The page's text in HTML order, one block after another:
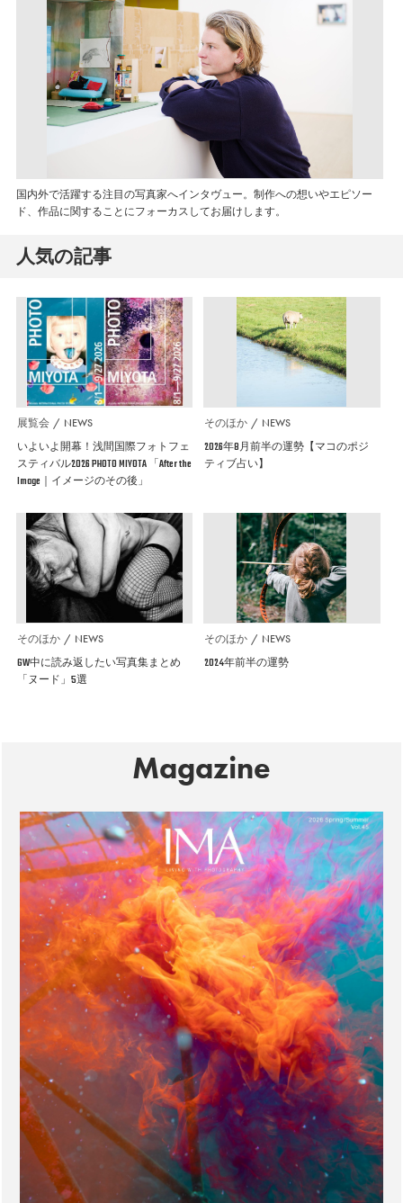
国内外で活躍する注目の写真家へインタヴュー。制作への想いやエピソー
ド、作品に関することにフォーカスしてお届けします。
人気の記事
展覧会 NEWS
いよいよ開幕！浅間国際フォトフェ
スティバル2026 PHOTO MIYOTA 「After the
Image｜イメージのその後」
そのほか NEWS
2026年8月前半の運勢【マコのポジ
ティブ占い】
そのほか NEWS
GW中に読み返したい写真集まとめ
「ヌード」5選
そのほか NEWS
2024年前半の運勢
Magazine